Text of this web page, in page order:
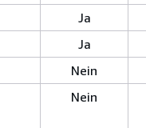
Ja
Ja
Nein
Nein